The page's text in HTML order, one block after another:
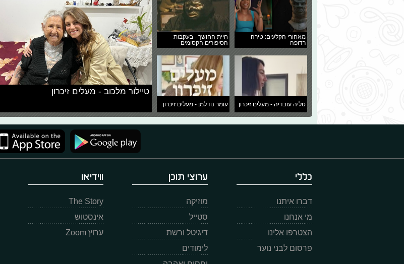
מאחורי הקלעים: טירה
רדופה
חיית החושך - בעקבות
הסיפורים הקסומים
טליה עובדיה - מעלים זיכרון עומר נודלמן - מעלים זיכרון
טיילור מלכוב - מעלים זיכרון
כללי
דברו איתנו
מי אנחנו
הצטרפו אלינו
פרסום לבני נוער
ערוצי תוכן
מוזיקה
סטייל
דיגיטל ורשת
לימודים
ווידיאו
The Story
אינסטוש
ערוץ Zoom